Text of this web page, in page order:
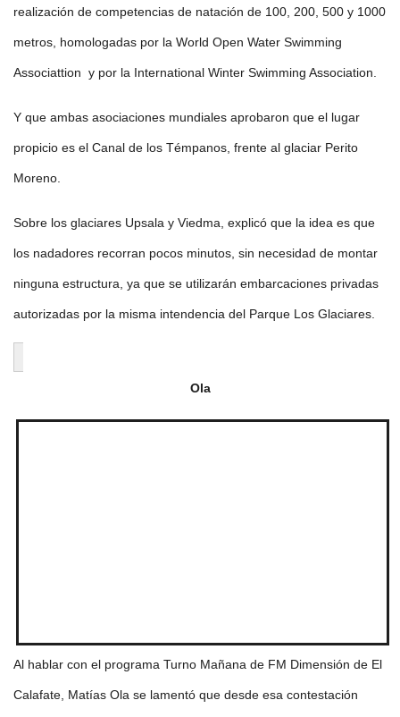
realización de competencias de natación de 100, 200, 500 y 1000
metros, homologadas por la World Open Water Swimming
Associattion y por la International Winter Swimming Association.
Y que ambas asociaciones mundiales aprobaron que el lugar
propicio es el Canal de los Témpanos, frente al glaciar Perito
Moreno.
Sobre los glaciares Upsala y Viedma, explicó que la idea es que
los nadadores recorran pocos minutos, sin necesidad de montar
ninguna estructura, ya que se utilizarán embarcaciones privadas
autorizadas por la misma intendencia del Parque Los Glaciares.
Ola
Al hablar con el programa Turno Mañana de FM Dimensión de El
Calafate, Matías Ola se lamentó que desde esa contestación